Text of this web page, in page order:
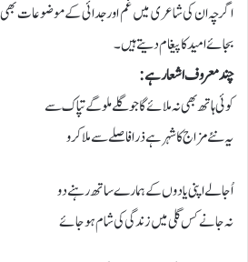
اگرچہ ان کی شاعری میں غم اور جدائی کے موضوعات بھی
بجائے امید کا پیغام دیتے ہیں۔
چند معروف اشعار ہے :
کوئی ہاتھ بھی نہ ملائے گا جو گلے ملو گے تپاک سے
یہ نئے مزاج کا شہر ہے ذرا فاصلے سے ملا کرو
اُجالے اپنی یادوں کے ہمارے ساتھ رہنے دو
نہ جانے کس گلی میں زندگی کی شام ہو جائے